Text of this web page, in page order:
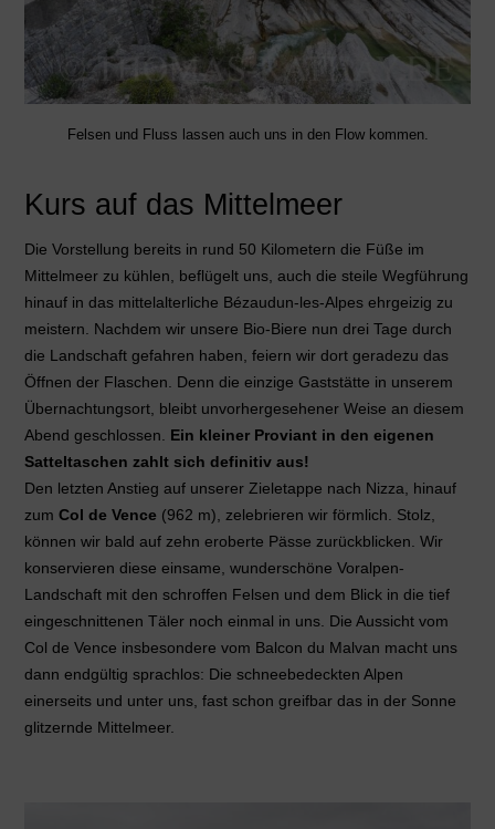
Felsen und Fluss lassen auch uns in den Flow kommen.
Kurs auf das Mittelmeer
Die Vorstellung bereits in rund 50 Kilometern die Füße im
Mittelmeer zu kühlen, beflügelt uns, auch die steile Wegführung
hinauf in das mittelalterliche Bézaudun-les-Alpes ehrgeizig zu
meistern. Nachdem wir unsere Bio-Biere nun drei Tage durch
die Landschaft gefahren haben, feiern wir dort geradezu das
Öffnen der Flaschen. Denn die einzige Gaststätte in unserem
Übernachtungsort, bleibt unvorhergesehener Weise an diesem
Abend geschlossen. Ein kleiner Proviant in den eigenen
Satteltaschen zahlt sich definitiv aus!
Den letzten Anstieg auf unserer Zieletappe nach Nizza, hinauf
zum Col de Vence (962 m), zelebrieren wir förmlich. Stolz,
können wir bald auf zehn eroberte Pässe zurückblicken. Wir
konservieren diese einsame, wunderschöne Voralpen-
Landschaft mit den schroffen Felsen und dem Blick in die tief
eingeschnittenen Täler noch einmal in uns. Die Aussicht vom
Col de Vence insbesondere vom Balcon du Malvan macht uns
dann endgültig sprachlos: Die schneebedeckten Alpen
einerseits und unter uns, fast schon greifbar das in der Sonne
glitzernde Mittelmeer.